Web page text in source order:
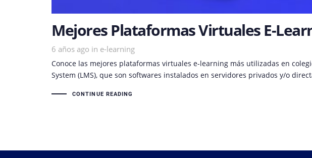
Mejores Plataformas Virtuales E-
6 años ago in
Tags e-learning
Conoce las mejores plataformas virtuales e-learning más utilizadas en
System (LMS), que son softwares instalados en servidores privados y/o
CONTINUE READING